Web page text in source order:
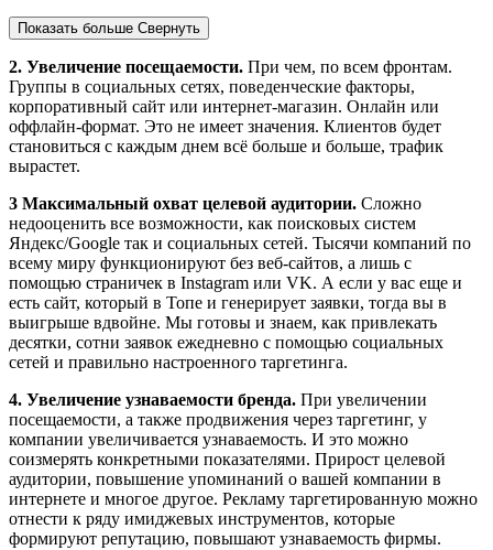
Показать больше Свернуть
2. Увеличение посещаемости. При чем, по всем фронтам.
Группы в социальных сетях, поведенческие факторы,
корпоративный сайт или интернет-магазин. Онлайн или
оффлайн-формат. Это не имеет значения. Клиентов будет
становиться с каждым днем всё больше и больше, трафик
вырастет.
3 Максимальный охват целевой аудитории. Сложно
недооценить все возможности, как поисковых систем
Яндекс/Google так и социальных сетей. Тысячи компаний по
всему миру функционируют без веб-сайтов, а лишь с
помощью страничек в Instagram или VK. А если у вас еще и
есть сайт, который в Топе и генерирует заявки, тогда вы в
выигрыше вдвойне. Мы готовы и знаем, как привлекать
десятки, сотни заявок ежедневно с помощью социальных
сетей и правильно настроенного таргетинга.
4. Увеличение узнаваемости бренда. При увеличении
посещаемости, а также продвижения через таргетинг, у
компании увеличивается узнаваемость. И это можно
соизмерять конкретными показателями. Прирост целевой
аудитории, повышение упоминаний о вашей компании в
интернете и многое другое. Рекламу таргетированную можно
отнести к ряду имиджевых инструментов, которые
формируют репутацию, повышают узнаваемость фирмы.